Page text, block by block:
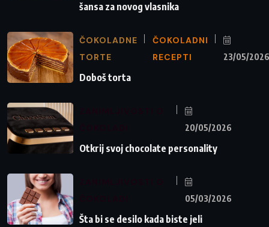
šansa za novog vlasnika
ČOKOLADNE
TORTE
ČOKOLADNI
RECEPTI
23/05/2026
Doboš torta
20/05/2026
Otkrij svoj chocolate personality
05/03/2026
Šta bi se desilo kada biste jeli